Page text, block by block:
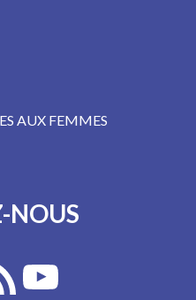
AUX FEMMES
NOUS